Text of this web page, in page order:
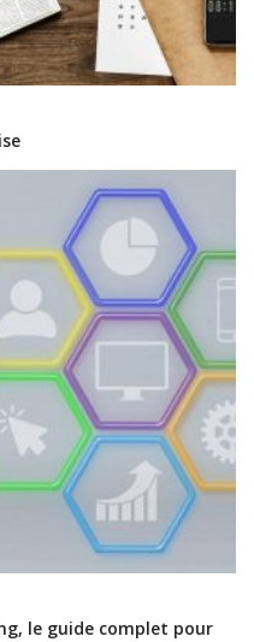
le guide complet pour